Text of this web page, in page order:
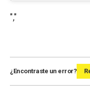
","
¿Encontraste un error?